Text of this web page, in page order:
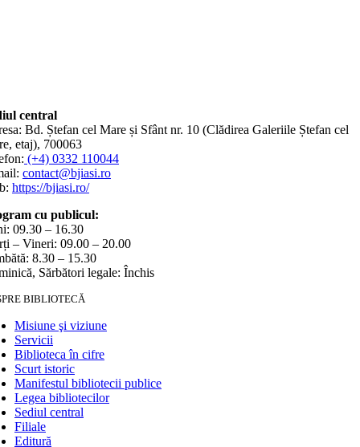
central
Bd. Ștefan cel Mare și Sfânt nr. 10 (Clădirea Galeriile Ștefan cel
etaj), 700063
(+4) 0332 110044
contact@bjiasi.ro
https://bjiasi.ro/
cu publicul:
09.30 – 16.30
– Vineri: 09.00 – 20.00
8.30 – 15.30
Sărbători legale: Închis
BIBLIOTECĂ
Misiune şi viziune
Servicii
Biblioteca în cifre
Scurt istoric
Manifestul bibliotecii publice
Legea bibliotecilor
Sediul central
Filiale
Editură